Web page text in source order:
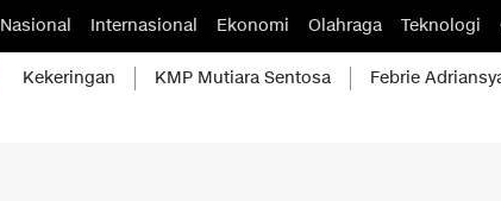
Nasional Internasional Ekonomi Olahraga Teknologi
Kekeringan KMP Mutiara Sentosa Febrie